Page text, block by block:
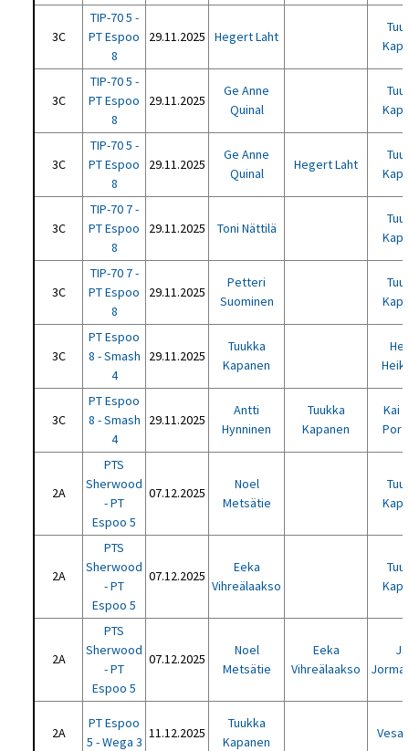
3C
TIP-70 5 -
PT Espoo
8
29.11.2025 Hegert Laht
3C
TIP-70 5 -
PT Espoo
8
29.11.2025
Ge Anne
Quinal
3C
TIP-70 5 -
PT Espoo
8
29.11.2025
Ge Anne
Quinal
Hegert Laht
3C
TIP-70 7 -
PT Espoo
8
29.11.2025 Toni Nättilä
3C
TIP-70 7 -
PT Espoo
8
29.11.2025
Petteri
Suominen
3C
PT Espoo
8 - Smash
4
29.11.2025
Tuukka
Kapanen
3C
PT Espoo
8 - Smash
4
29.11.2025
Antti
Hynninen
Tuukka
Kapanen
Kai
2A
PTS
Sherwood
- PT
Espoo 5
07.12.2025
Noel
Metsätie
2A
PTS
Sherwood
- PT
Espoo 5
07.12.2025
Eeka
Vihreälaakso
2A
PTS
Sherwood
- PT
Espoo 5
07.12.2025
Noel
Metsätie
Eeka
Vihreälaakso
2A
PT Espoo
5 - Wega 3
11.12.2025
Tuukka
Kapanen
Vesa